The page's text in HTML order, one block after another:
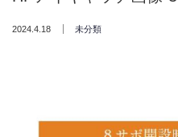
2024.4.18 未分類